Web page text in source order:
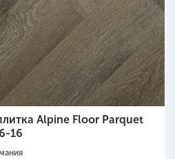
Alpine Floor Parquet
16